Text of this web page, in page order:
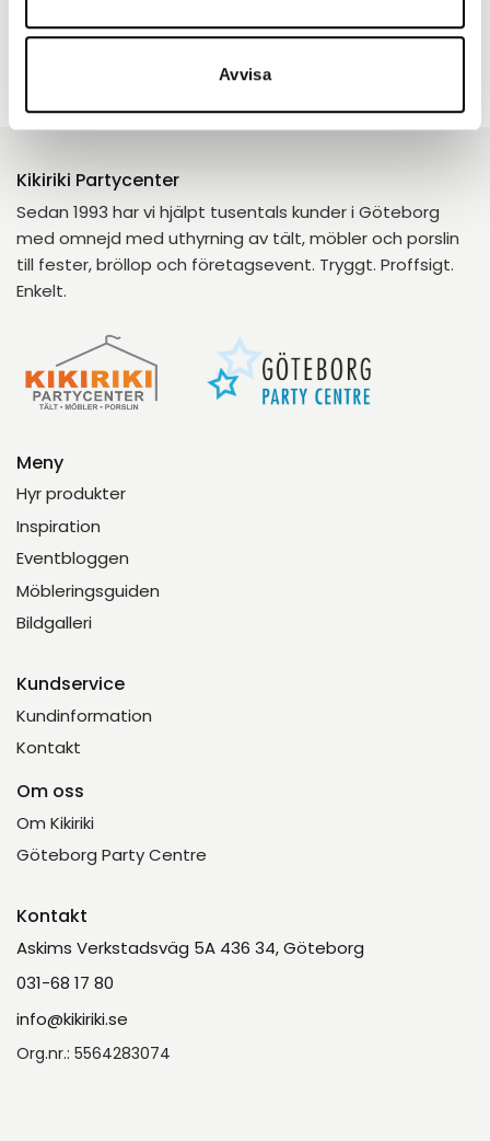
Avvisa
Förgyll ditt evenemang
Kikiriki Partycenter
Sedan 1993 har vi hjälpt tusentals kunder i Göteborg
med omnejd med uthyrning av tält, möbler och porslin
till fester, bröllop och företagsevent. Tryggt. Proffsigt.
Enkelt.
Meny
Hyr produkter
Inspiration
Eventbloggen
Möbleringsguiden
Bildgalleri
Kundservice
Kundinformation
Kontakt
Om oss
Om Kikiriki
Göteborg Party Centre
Kontakt
Askims Verkstadsväg 5A 436 34, Göteborg
031-68 17 80
info@kikiriki.se
Org.nr.: 5564283074